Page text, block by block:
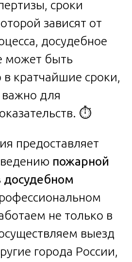
сроки
зависят от
досудебное
может быть
в кратчайшие сроки,
важно для
⏱️
предоставляет
пожарной
досудебном
не только в
выезд
города России,